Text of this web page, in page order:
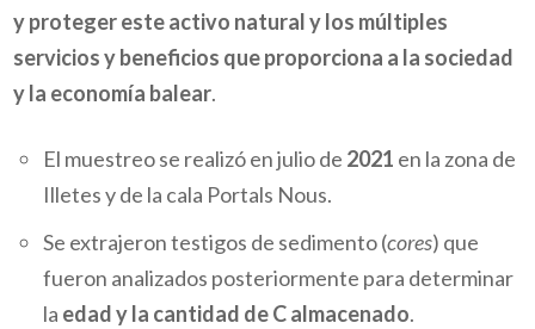
y proteger este activo natural y los múltiples
servicios y beneficios que proporciona a la sociedad
y la economía balear.
El muestreo se realizó en julio de 2021 en la zona de
Illetes y de la cala Portals Nous.
Se extrajeron testigos de sedimento (cores) que
fueron analizados posteriormente para determinar
la edad y la cantidad de C almacenado.